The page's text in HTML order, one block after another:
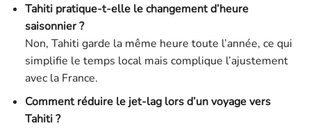
Tahiti pratique-t-elle le changement d’heure
saisonnier ?
Non, Tahiti garde la même heure toute l’année, ce qui
simplifie le temps local mais complique l’ajustement
avec la France.
Comment réduire le jet-lag lors d’un voyage vers
Tahiti ?